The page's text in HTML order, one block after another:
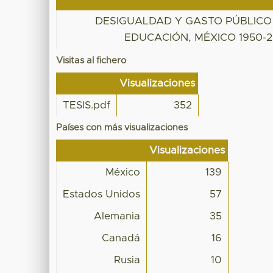
DESIGUALDAD Y GASTO PÚBLICO
EDUCACIÓN, MÉXICO 1950-
Visitas al fichero
Visualizaciones
TESIS.pdf 352
Países con más visualizaciones
Visualizaciones
México 139
Estados Unidos 57
Alemania 35
Canadá 16
Rusia 10